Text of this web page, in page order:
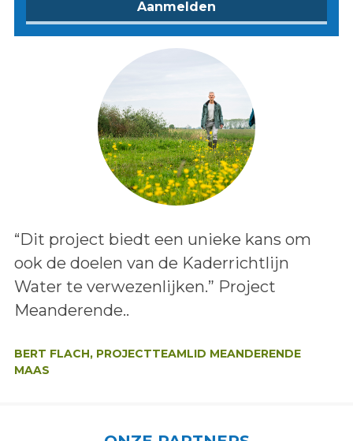
Lees het bericht:
“Dit project biedt een unieke kans om
ook de doelen van de Kaderrichtlijn
Water te verwezenlijken.” Project
Meanderende..
BERT FLACH, PROJECTTEAMLID MEANDERENDE
MAAS